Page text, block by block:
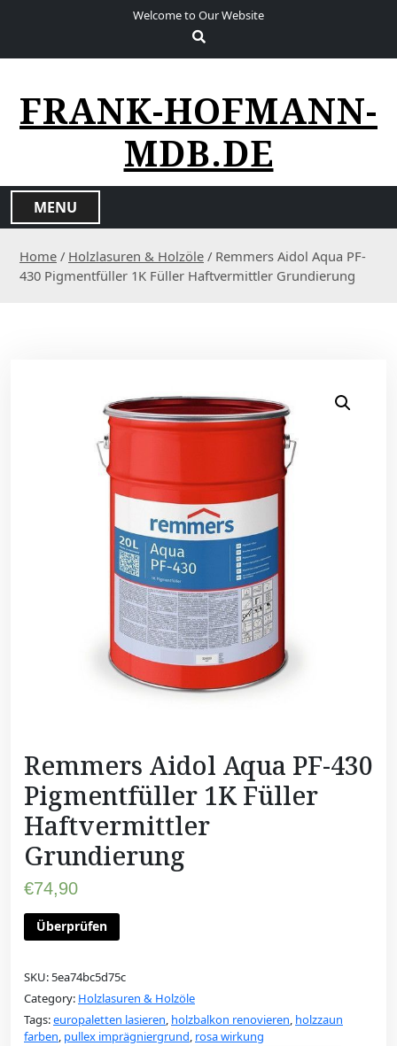
Welcome to Our Website
FRANK-HOFMANN-
MDB.DE
MENU
Home / Holzlasuren & Holzöle / Remmers Aidol Aqua PF-
430 Pigmentfüller 1K Füller Haftvermittler Grundierung
Remmers Aidol Aqua PF-430
Pigmentfüller 1K Füller
Haftvermittler
Grundierung
€74,90
Überprüfen
SKU: 5ea74bc5d75c
Category: Holzlasuren & Holzöle
Tags:europaletten lasieren, holzbalkon renovieren, holzzaun
farben, pullex imprägniergrund, rosa wirkung